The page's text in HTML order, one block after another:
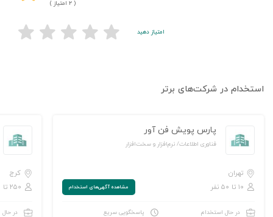
( ۲ امتیاز )
امتیاز دهید
استخدام در شرکت‌های برتر
پارس پویش فن آور
فناوری اطلاعات/ نرم‌افزار و سخت‌افزار
تهران
۱۰ تا ۵۰ نفر
مشاهده‌ آگهی‌های استخدام
در حال استخدام پاسخگویی سریع
کرج
۲۵۰ تا ۱,۰۰۰ نفر
در